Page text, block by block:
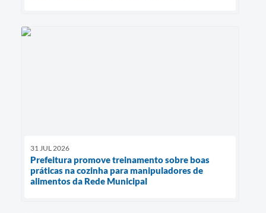
31 JUL 2026
Prefeitura promove treinamento sobre boas
práticas na cozinha para manipuladores de
alimentos da Rede Municipal